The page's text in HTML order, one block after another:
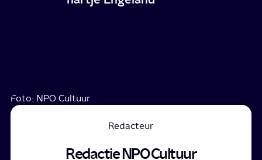
Foto: NPO Cultuur
Redacteur
Redactie NPO Cultuur